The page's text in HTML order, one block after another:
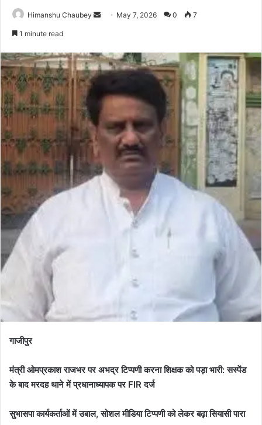
Himanshu Chaubey May 7, 2026 0 7
1 minute read
गाजीपुर
मंत्री ओमप्रकाश राजभर पर अभद्र टिप्पणी करना शिक्षक को पड़ा भारी: सस्पेंड
के बाद मरदह थाने में प्रधानाध्यापक पर FIR दर्ज
सुभासपा कार्यकर्ताओं में उबाल, सोशल मीडिया टिप्पणी को लेकर बढ़ा सियासी पारा